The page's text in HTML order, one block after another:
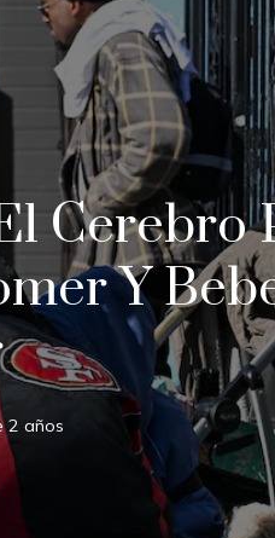
Cerebro
Y
2 años